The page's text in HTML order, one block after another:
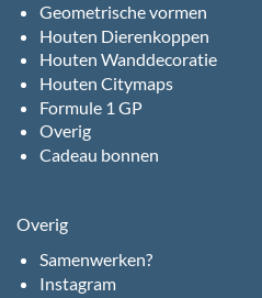
Geometrische vormen
Houten Dierenkoppen
Houten Wanddecoratie
Houten Citymaps
Formule 1 GP
Overig
Cadeau bonnen
Overig
Samenwerken?
Instagram